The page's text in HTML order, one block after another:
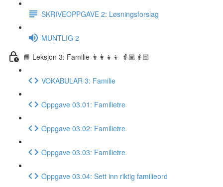
SKRIVEOPPGAVE 2: Løsningsforslag
MUNTLIG 2
📘 Leksjon 3: Familie 👨‍👩‍👧‍👦 👵🏽👴🏻
VOKABULAR 3: Familie
Oppgave 03.01: Familietre
Oppgave 03.02: Familietre
Oppgave 03.03: Familietre
Oppgave 03.04: Sett inn riktig familieord